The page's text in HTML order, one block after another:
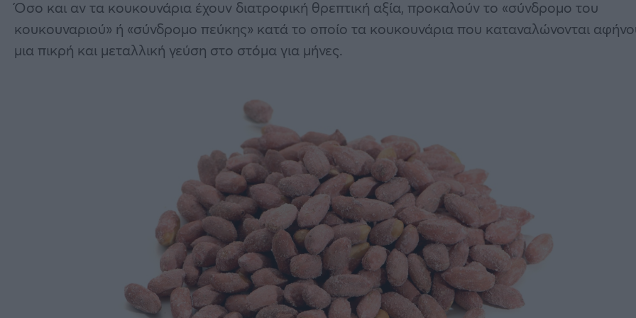
Όσο και αν τα κουκουνάρια έχουν διατροφική θρεπτική αξία, προκαλούν το «σύνδρομο του
κουκουναριού» ή «σύνδρομο πεύκης» κατά το οποίο τα κουκουνάρια που καταναλώνονται
μια πικρή και μεταλλική γεύση στο στόμα για μήνες.